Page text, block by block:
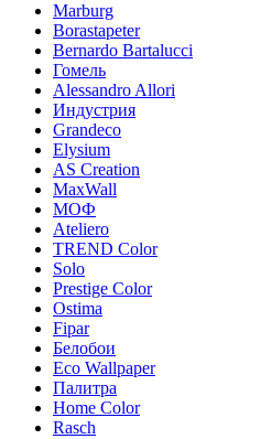
Marburg
Borastapeter
Bernardo Bartalucci
Гомель
Alessandro Allori
Индустрия
Grandeco
Elysium
AS Creation
MaxWall
МОФ
Ateliero
TREND Color
Solo
Prestige Color
Ostima
Fipar
Белобои
Eco Wallpaper
Палитра
Home Color
Rasch